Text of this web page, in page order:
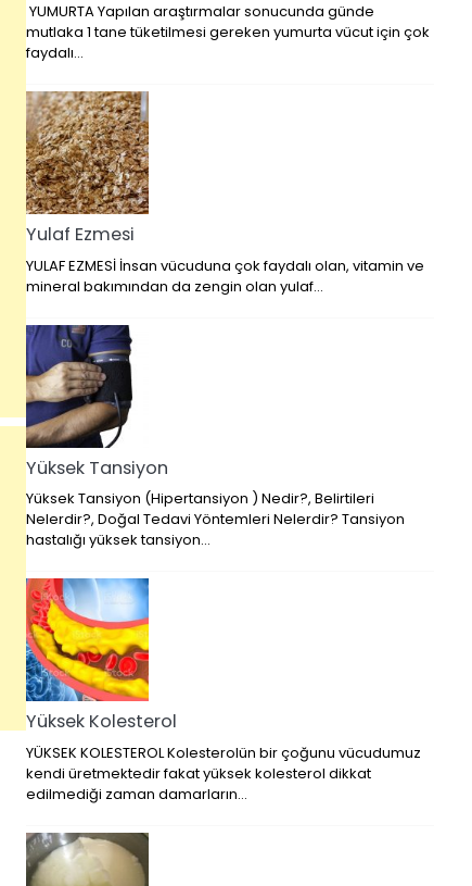
YUMURTA Yapılan araştırmalar sonucunda günde
mutlaka 1 tane tüketilmesi gereken yumurta vücut için çok
faydalı…
Yulaf Ezmesi
YULAF EZMESİ İnsan vücuduna çok faydalı olan, vitamin ve
mineral bakımından da zengin olan yulaf…
Yüksek Tansiyon
Yüksek Tansiyon (Hipertansiyon ) Nedir?, Belirtileri
Nelerdir?, Doğal Tedavi Yöntemleri Nelerdir? Tansiyon
hastalığı yüksek tansiyon…
Yüksek Kolesterol
YÜKSEK KOLESTEROL Kolesterolün bir çoğunu vücudumuz
kendi üretmektedir fakat yüksek kolesterol dikkat
edilmediği zaman damarların…